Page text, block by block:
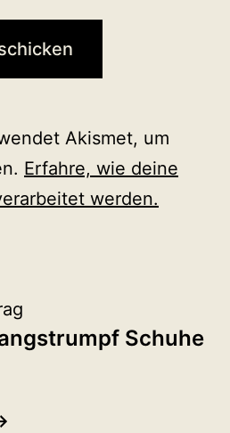
Akismet, um
Erfahre, wie deine
werden.
Schuhe